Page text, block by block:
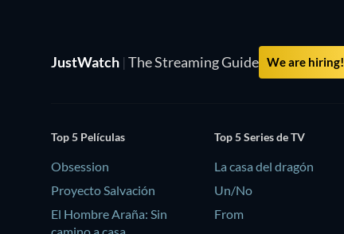
JustWatch | The Streaming Guide We are hiring!
Top 5 Películas
Obsession
Proyecto Salvación
El Hombre Araña: Sin
camino a casa
Top 5 Series de TV
La casa del dragón
Un/No
From